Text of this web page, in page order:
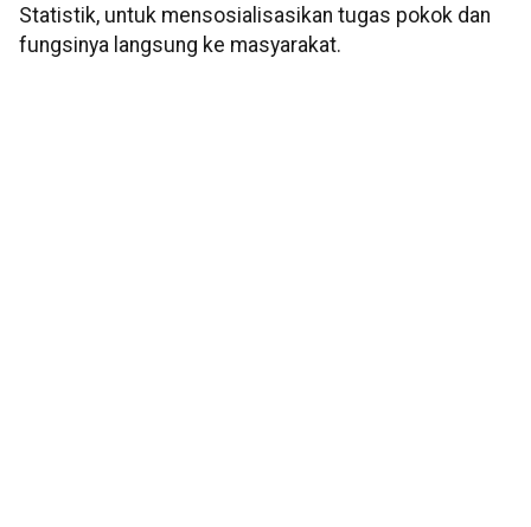
Statistik, untuk mensosialisasikan tugas pokok dan
fungsinya langsung ke masyarakat.